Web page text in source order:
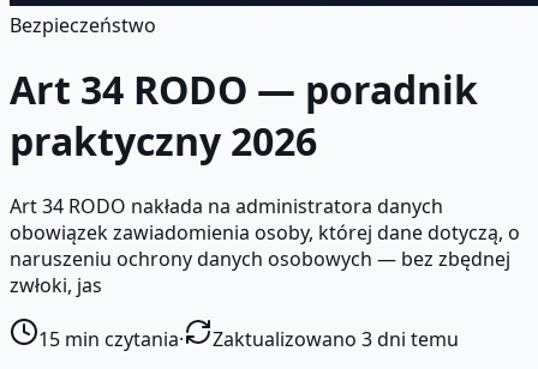
Bezpieczeństwo
Art 34 RODO — poradnik
praktyczny 2026
Art 34 RODO nakłada na administratora danych
obowiązek zawiadomienia osoby, której dane dotyczą, o
naruszeniu ochrony danych osobowych — bez zbędnej
zwłoki, jas
15 min czytania·
Zaktualizowano 3 dni temu